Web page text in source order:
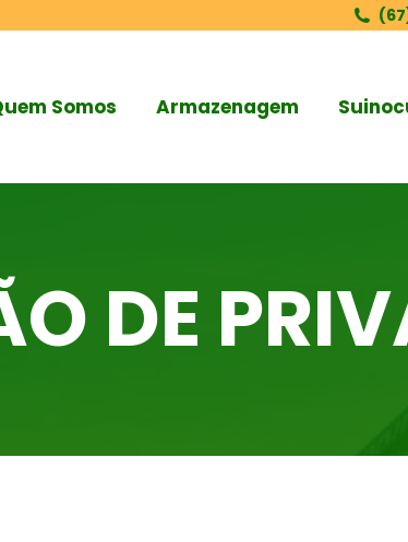
Somos Armazenagem
DE